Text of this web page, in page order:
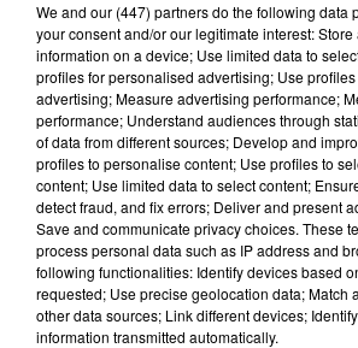
Lecture (2 min 16 sec)
100%
We and our (447) partnersdo the following data
your consent and/or our legitimate interest:
information on a device; Use limited data to
profiles for personalised advertising; Use
advertising; Measure advertising performance;
performance; Understand audiences through
of data from different sources; Develop and
profiles to personalise content; Use profiles to
content; Use limited data to select content;
detect fraud, and fix errors; Deliver and present
Save and communicate privacy choices. These
process personal data such as IP address and
following functionalities: Identify devices based
requested; Use precise geolocation data; Match
other data sources; Link different devices;
information transmitted automatically.